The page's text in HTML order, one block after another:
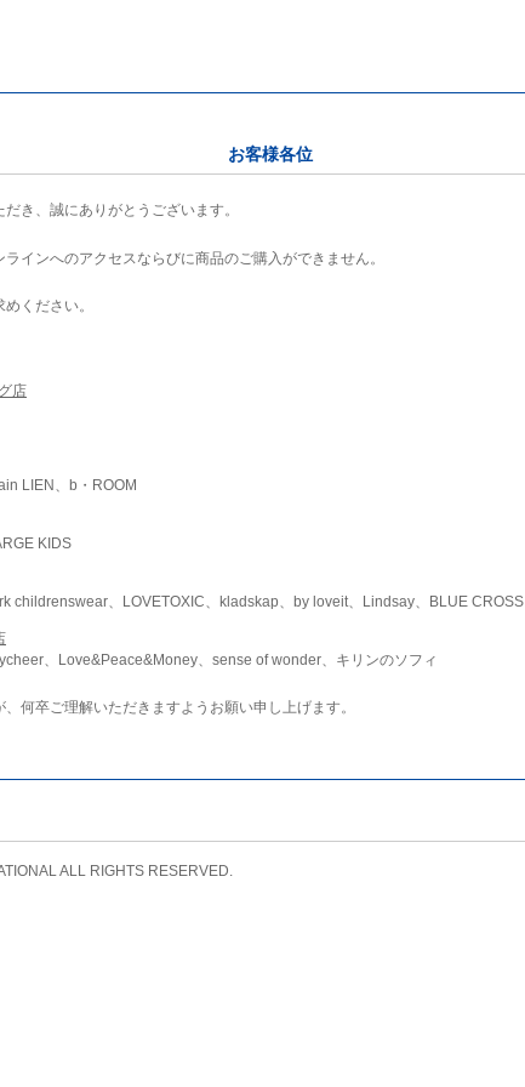
お客様各位
き、誠にありがとうございます。
インへのアクセスならびに商品のご購入ができません。
ください。
店
LIEN、b・ROOM
KIDS
childrenswear、LOVETOXIC、kladskap、by loveit、Lindsay、BLUE CROSS
、Love&Peace&Money、sense of wonder、キリンのソフィ
何卒ご理解いただきますようお願い申し上げます。